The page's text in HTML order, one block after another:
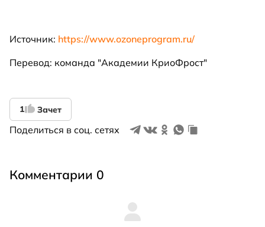
Источник: https://www.ozoneprogram.ru/
Перевод: команда "Академии КриоФрост"
1 Зачет
Поделиться в соц. сетях
Комментарии 0